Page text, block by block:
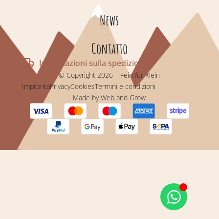
News
Contatto
Informazioni sulla spedizione
© Copyright 2026 – Fein für Klein
ImprontaPrivacyCookiesTermini e condizioni
Made by Web and Grow